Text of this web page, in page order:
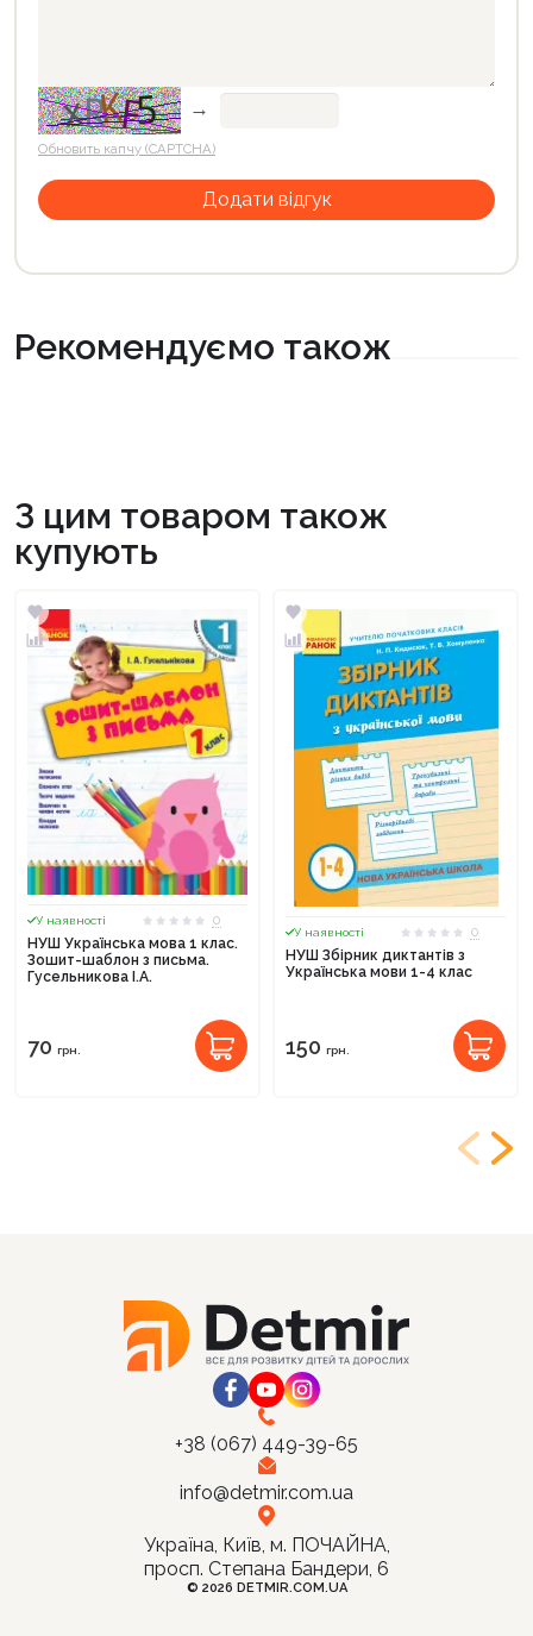
→
Обновить капчу (CAPTCHA)
Рекомендуємо також
З цим товаром також
купують
У наявності
0
НУШ Українська мова 1 клас.
Зошит-шаблон з письма.
Гусельникова І.А.
70 грн.
У наявності
0
НУШ Збірник диктантів з
Українська мови 1-4 клас
150 грн.
+38 (067) 449-39-65
info@detmir.com.ua
Україна, Київ, м. ПОЧАЙНА,
просп. Степана Бандери, 6
© 2026 DETMIR.COM.UA